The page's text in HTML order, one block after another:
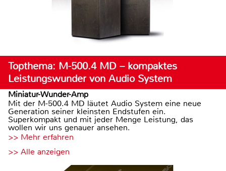
Topthema: M-500.4 MD – kompaktes
Leistungswunder von Audio System
Miniatur-Wunder-Amp
Mit der M-500.4 MD läutet Audio System eine neue
Generation seiner kleinsten Endstufen ein.
Superkompakt und mit jeder Menge Leistung, das
wollen wir uns genauer ansehen.
>> Mehr erfahren
>> Alle anzeigen